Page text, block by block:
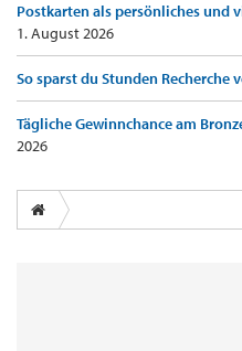
Postkarten als persönliches
1. August 2026
So sparst du Stunden Recherche
Tägliche Gewinnchance am
2026